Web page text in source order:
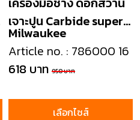
Milwaukee
เจาะปูน Carbide super
masonry drill
Article no. : 786000 16
618 บาท 950 บาท
เลือกไซส์